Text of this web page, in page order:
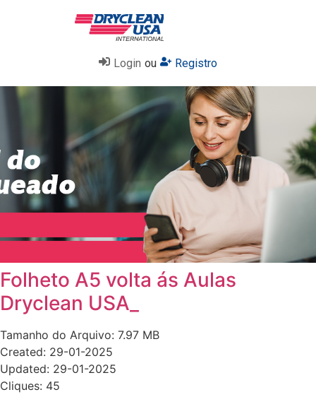
Login ou Registro
Folheto A5 volta ás Aulas
Dryclean USA_
Tamanho do Arquivo: 7.97 MB
Created: 29-01-2025
Updated: 29-01-2025
Cliques: 45